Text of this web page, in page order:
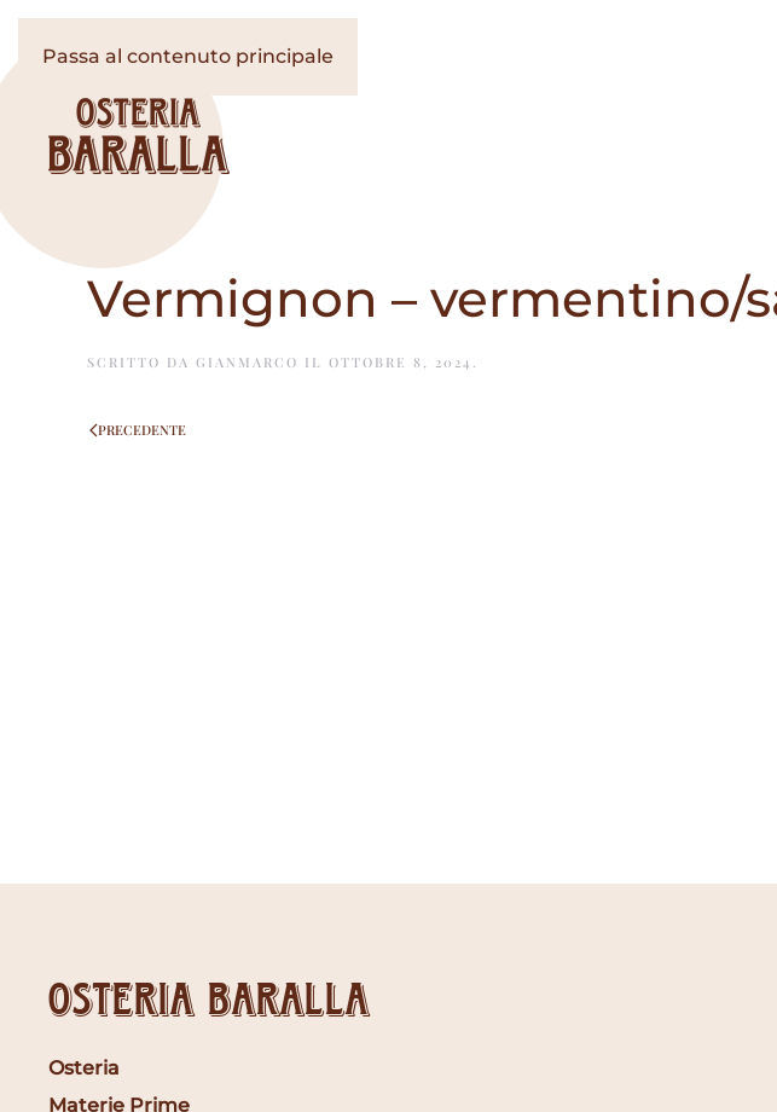
Passa al contenuto principale
Vermignon – vermentino/
SCRITTO DA GIANMARCO IL OTTOBRE 8, 2024 .
PRECEDENTE
Osteria Baralla
Osteria
Materie Prime